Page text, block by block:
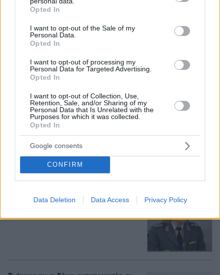
grant or deny consent to Google and its third-party tags to
use your data for below specified purposes in below Google
consent section.
Opted In
I want to opt-out of the Sale of my
Personal Data.
Opted In
I want to opt-out of processing my
Personal Data for Targeted Advertising.
Opted In
I want to opt-out of Collection, Use,
Retention, Sale, and/or Sharing of my
Personal Data that Is Unrelated with the
Purposes for which it was collected.
Opted In
Google consents
CONFIRM
Data Deletion Data Access Privacy Policy
αμερικανικών Ενόπλων Δυνάμεων
ψάχνει απεμπλοκή από το Ιράν - Οι
φόβοι για μια νέα κλιμάκωση και οι
ελλείψεις σε πυρομαχικά
08.08.2026, 17:57
Αντόνιο Μπαντέρας: Ήξερα ότι δεν θα
πέρναγα όλη μου τη ζωή στο
Χόλιγουντ, δεν ήταν γραφτό να
βρίσκομαι εκεί, αλλά στην πατρίδα
08.08.2026, 15:02
Κωνσταντία Δημογλίδου
08.08.2026, 14:57 105